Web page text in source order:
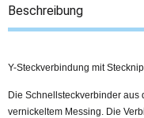
Beschreibung
Y-Steckverbindung mit
Die Schnellsteckverbinder aus
vernickeltem Messing. Die